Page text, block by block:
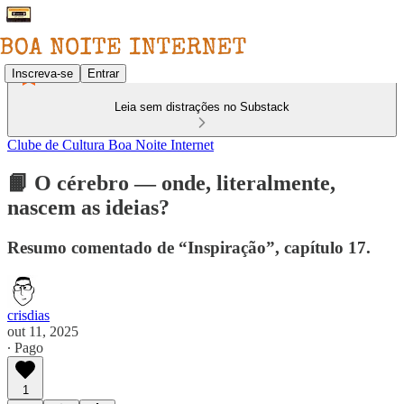
Inscreva-se Entrar
Leia sem distrações no Substack
Clube de Cultura Boa Noite Internet
📙 O cérebro — onde, literalmente,
nascem as ideias?
Resumo comentado de “Inspiração”, capítulo 17.
crisdias
out 11, 2025
∙ Pago
1